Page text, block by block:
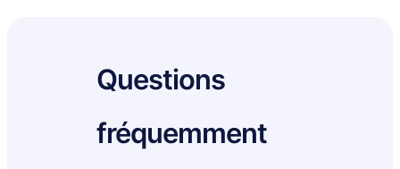
Questions
fréquemment